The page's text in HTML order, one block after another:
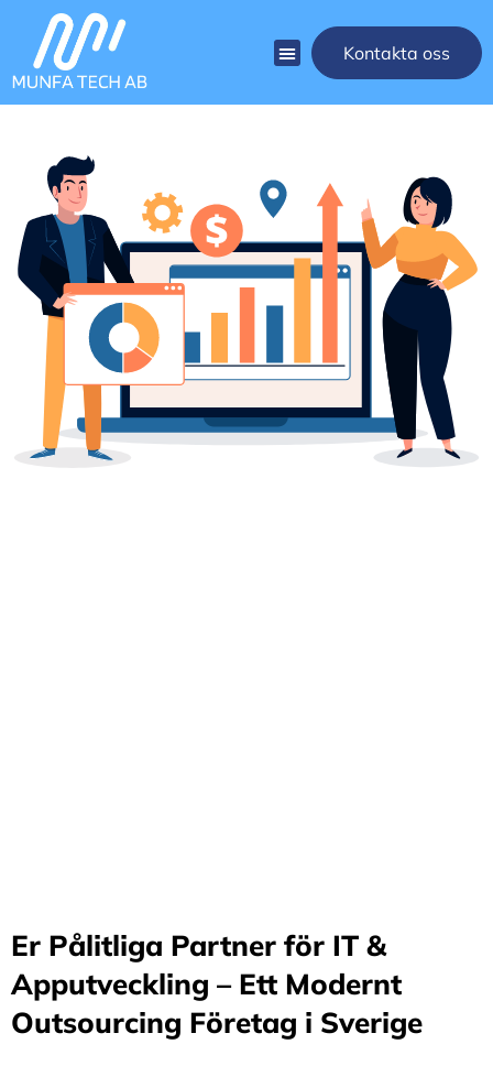
Kontakta oss
Er Pålitliga Partner för IT &
Apputveckling – Ett Modernt
Outsourcing Företag i Sverige